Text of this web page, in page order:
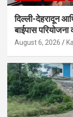
दिल्ली-देहरादून
बाईपास परियोजना
August 6, 2026